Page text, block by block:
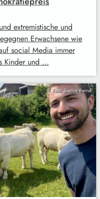
extremistische und
Erwachsene wie
social Media immer
Kinder und …
Foto: Sophie Berndl